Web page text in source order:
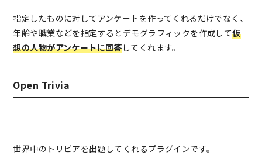
指定したものに対してアンケートを作ってくれるだけでなく、
年齢や職業などを指定するとデモグラフィックを作成して仮
想の人物がアンケートに回答してくれます。
Open Trivia
世界中のトリビアを出題してくれるプラグインです。